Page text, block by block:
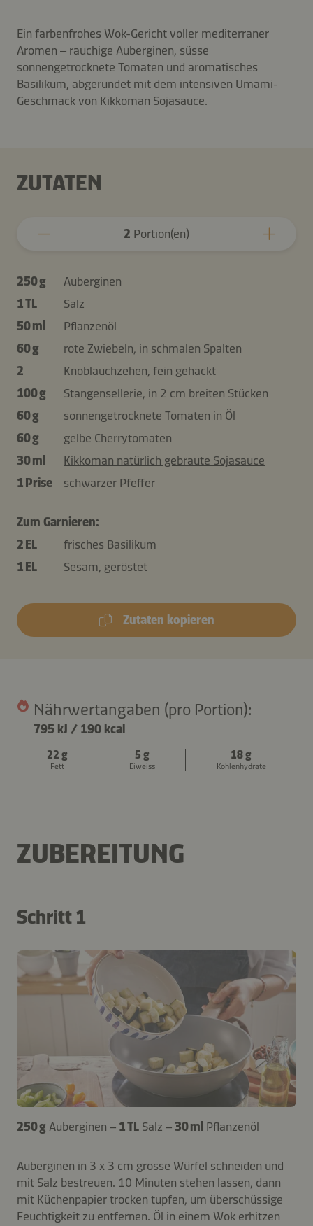
Ein farbenfrohes Wok-Gericht voller mediterraner
Aromen – rauchige Auberginen, süsse
sonnengetrocknete Tomaten und aromatisches
Basilikum, abgerundet mit dem intensiven Umami-
Geschmack von Kikkoman Sojasauce.
ZUTATEN
2 Portion(en)
250 g
Auberginen
1 TL
Salz
50 ml
Pflanzenöl
60 g
rote Zwiebeln, in schmalen Spalten
2
Knoblauchzehen, fein gehackt
100 g
Stangensellerie, in 2 cm breiten Stücken
60 g
sonnengetrocknete Tomaten in Öl
60 g
gelbe Cherrytomaten
30 ml
Kikkoman natürlich gebraute Sojasauce
1 Prise
schwarzer Pfeffer
Zum Garnieren:
2 EL
frisches Basilikum
1 EL
Sesam, geröstet
Zutaten kopieren
Nährwertangaben (pro Portion):
795 kJ / 190 kcal
22 g
Fett
5 g
Eiweiss
18 g
Kohlenhydrate
ZUBEREITUNG
Schritt 1
250 g Auberginen – 1 TL Salz – 30 ml Pflanzenöl
Auberginen in 3 x 3 cm grosse Würfel schneiden und
mit Salz bestreuen. 10 Minuten stehen lassen, dann
mit Küchenpapier trocken tupfen, um überschüssige
Feuchtigkeit zu entfernen. Öl in einem Wok erhitzen